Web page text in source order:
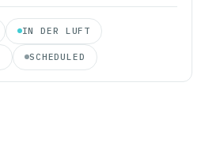
IN DER LUFT
SCHEDULED